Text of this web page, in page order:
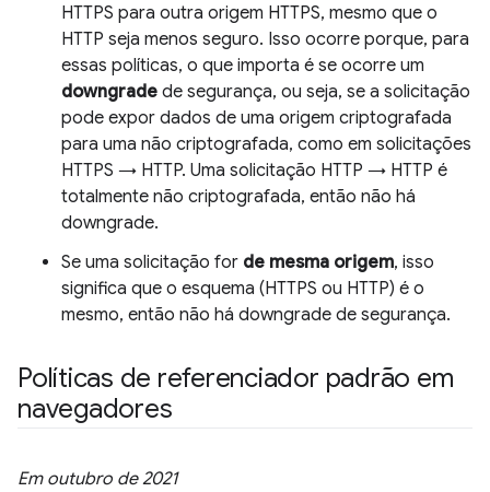
HTTPS para outra origem HTTPS, mesmo que o
HTTP seja menos seguro. Isso ocorre porque, para
essas políticas, o que importa é se ocorre um
downgrade de segurança, ou seja, se a solicitação
pode expor dados de uma origem criptografada
para uma não criptografada, como em solicitações
HTTPS → HTTP. Uma solicitação HTTP → HTTP é
totalmente não criptografada, então não há
downgrade.
Se uma solicitação for de mesma origem, isso
significa que o esquema (HTTPS ou HTTP) é o
mesmo, então não há downgrade de segurança.
Políticas de referenciador padrão em
navegadores
Em outubro de 2021